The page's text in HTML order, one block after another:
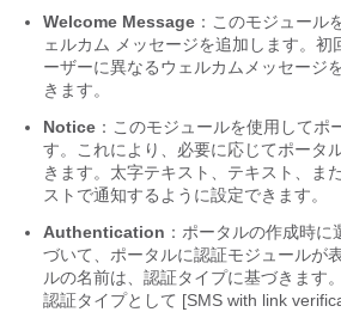
Welcome Message ：このモジュール
ェルカム メッセージを追加します。初
ーザーに異なるウェルカムメッセージ
きます。
Notice ：このモジュールを使用してポ
す。これにより、必要に応じてポータ
きます。太字テキスト、テキスト、ま
ストで通知するように設定できます。
Authentication ：ポータルの作成時
づいて、ポータルに認証モジュールが
ルの名前は、認証タイプに基づきます
認証タイプとして [SMS with link